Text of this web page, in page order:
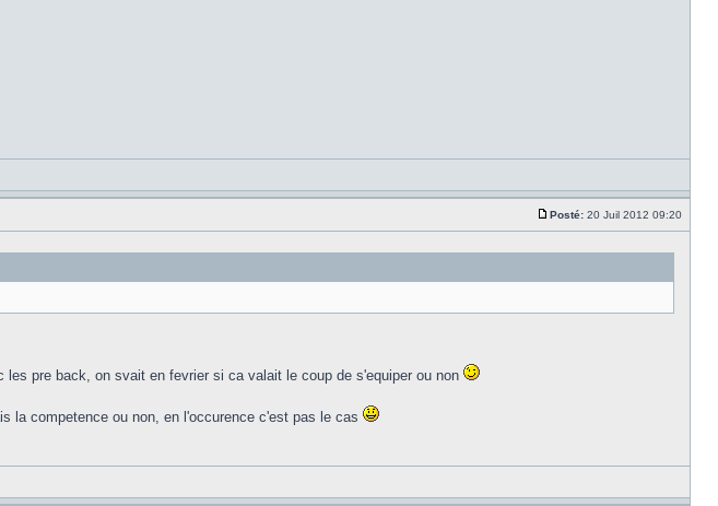
Posté: 20 Juil 2012 09:20
pre back, on svait en fevrier si ca valait le coup de s'equiper ou non
la competence ou non, en l'occurence c'est pas le cas